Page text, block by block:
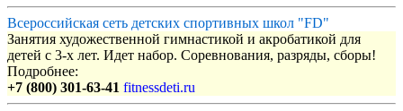
Всероссийская сеть детских спортивных школ "FD"
Занятия художественной гимнастикой и акробатикой для
детей с 3-х лет. Идет набор. Соревнования, разряды, сборы!
Подробнее:
+7 (800) 301-63-41 fitnessdeti.ru